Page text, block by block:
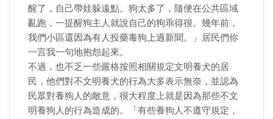
醒了，自己帶娃躲遠點。狗太多了，隨便在公共區域
亂跑，一提醒狗主人就說自己的狗乖得很。幾年前，
我們小區還因為有人投藥毒狗上過新聞。」居民們你
一言我一句地抱怨起來。
不過，也不乏一些嚴格按照相關規定文明養犬的居
民，他們對不文明養犬的行為大多表示無奈，並認為
民眾對養狗人的敵意，很大程度上就是因為那些不文
明養狗人的行為造成的。「有些養狗人不遵守規定，